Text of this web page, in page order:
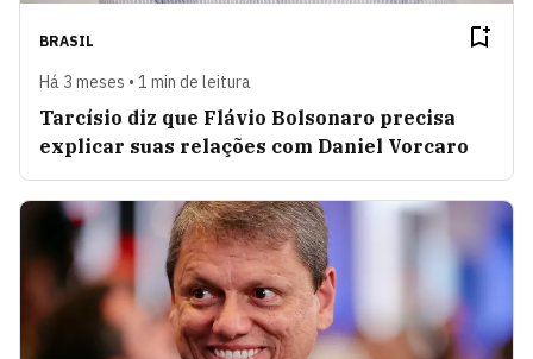
BRASIL
Há 3 meses • 1 min de leitura
Tarcísio diz que Flávio Bolsonaro precisa
explicar suas relações com Daniel Vorcaro